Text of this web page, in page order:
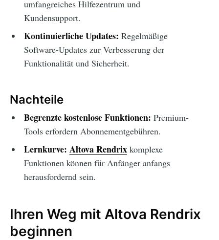
umfangreiches Hilfezentrum und
Kundensupport.
Kontinuierliche Updates: Regelmäßige
Software-Updates zur Verbesserung der
Funktionalität und Sicherheit.
Nachteile
Begrenzte kostenlose Funktionen: Premium-
Tools erfordern Abonnementgebühren.
Lernkurve: Altova Rendrixkomplexe
Funktionen können für Anfänger anfangs
herausfordernd sein.
Ihren Weg mit Altova Rendrix
beginnen